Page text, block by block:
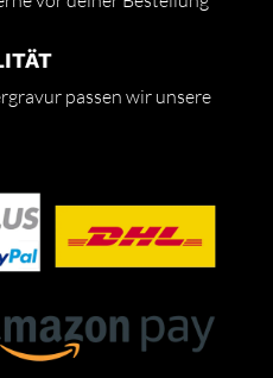
passen wir unsere